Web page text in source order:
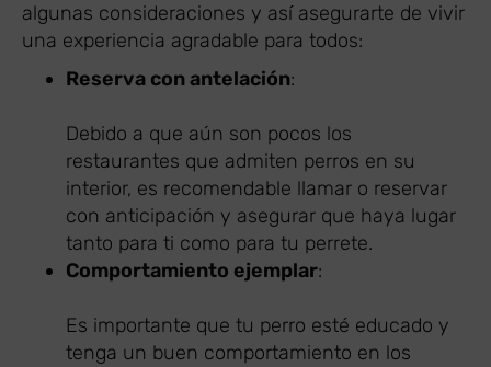
algunas consideraciones y así asegurarte de vivir
una experiencia agradable para todos:
Reserva con antelación:
Debido a que aún son pocos los
restaurantes que admiten perros en su
interior, es recomendable llamar o reservar
con anticipación y asegurar que haya lugar
tanto para ti como para tu perrete.
Comportamiento ejemplar:
Es importante que tu perro esté educado y
tenga un buen comportamiento en los